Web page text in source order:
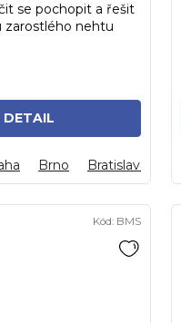
DETAIL
se pochopit a řešit
zarostlého nehtu
Brno Bratislava
Kód: BMS